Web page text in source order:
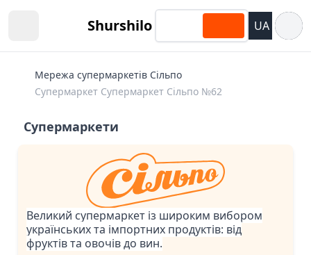
Shurshilo UA
Мережа супермаркетів Сільпо
Супермаркет Супермаркет Сiльпо №62
Супермаркети
Великий супермаркет із широким вибором
українських та імпортних продуктів: від
фруктів та овочів до вин.